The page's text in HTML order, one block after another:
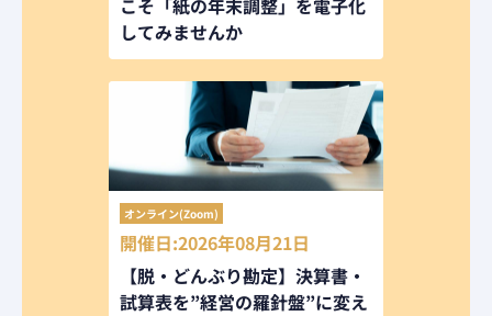
こそ「紙の年末調整」を電子化
してみませんか
オンライン(Zoom)
開催日:2026年08月21日
【脱・どんぶり勘定】決算書・
試算表を”経営の羅針盤”に変え